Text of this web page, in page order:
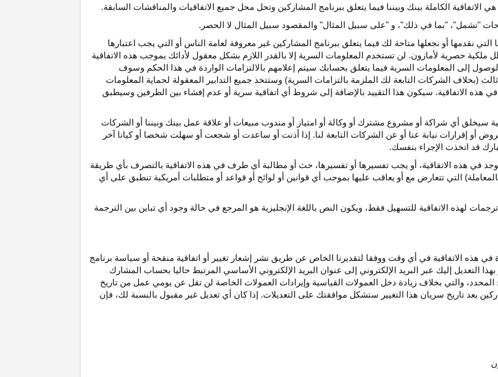
الكاملة بينك وبيننا فيما يتعلق ببرنامج المشاركين وتحل محل جميع الاتفاقيات والمناقشات السابقة.
"تشمل"، "بما في ذلك"، و "على سبيل المثال" والمقصود سبيل المثال لا الحصر.
نقدمها أو نجعلها متاحة لك فيما يتعلق ببرنامج المشاركين غير معروفة لعامة الناس أو التي يجب اعتبارها
حصرية لأمازون. لن تستخدم المعلومات السرية إلا بالقدر اللازم بشكل معقول لأدائك بموجب هذه الاتفاقية
إلى المعلومات السرية فيما يتعلق بحسابك سيتم إعلامهم بالالتزامات الواردة في هذا الحكم وسوف
(بخلاف الشركات التابعة لك الملزمة بالتزامات السرية) وستتخذ جميع التدابير المعقولة لحماية المعلومات
هذه الاتفاقية. سيكون هذا التقييد بالإضافة إلى شروط أي اتفاقية سرية أو عدم إفشاء بين الطرفين وسيطبق
سيخلق أي شراكة أو مشروع مشترك أو وكالة أو امتياز أو مندوب مبيعات أو علاقة عمل بينك وبيننا أو الشركات
أو إقرارات نيابة عنا أو عن الشركات التابعة لنا. إذا أذنت أو ساعدت أو شجعت أو سهلت شخصا أو كيانا آخر
قد اتخذت الإجراء بنفسك.
في هذه الاتفاقية، أو يجب تفسيرها أو تفسيرها، حث أو مطالبة أي طرف في هذه الاتفاقية بالتصرف بأي طريقة
التي تتعارض مع أو يعاقب عليها بموجب أي قوانين أو لوائح أو قواعد أو متطلبات أمريكية تنطبق على أي
ترجمات لهذه الاتفاقية للتسهيل فقط، ويكون النص باللغة الإنجليزية هو المرجع في حالة وجود أي تباين بين
الترجمة
هذه الاتفاقية في أي وقت ووفقا لتقديرنا الخاص عن طريق نشر إشعار تغيير أو اتفاقية منقحة أو سياسة برنامج
إليك عبر البريد الإلكتروني إلى عنوان البريد الإلكتروني الأساسي المرتبط حاليا بحساب المشارك
المحدد، والتي بخلاف زيادة دخل العمولات القياسية وإيرادات العمولات الخاصة لن تقل عن يومي عمل من تاريخ
بعد تاريخ سريان هذا التغيير ستشكل موافقتك على التعديلات. إذا كان أي تعديل غير مقبول بالنسبة لك، فإن